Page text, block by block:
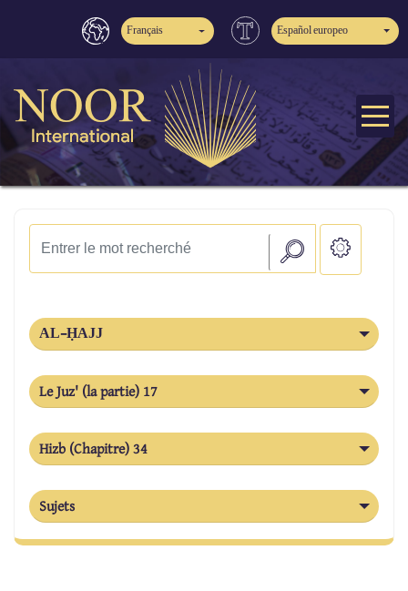
Français Español europeo
AL-ḤAJJ
Le Juz' (la partie) 17
Hizb (Chapitre) 34
Sujets